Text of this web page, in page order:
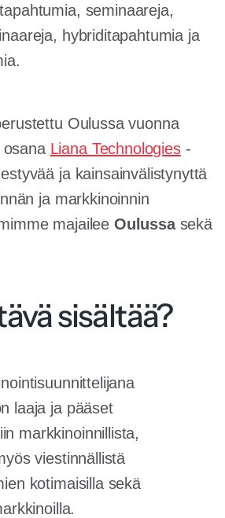
seminaareja,
hybriditapahtumia ja
Oulussa vuonna
osana Liana Technologies-
ja kainsainvälistynyttä
ja markkinoinnin
majailee Oulussasekä
sisältää?
laaja ja pääset
markkinoinnillista,
viestinnällistä
kotimaisilla sekä